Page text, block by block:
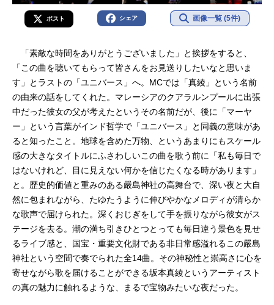
ポスト シェア 画像一覧 (5件)
「素敵な時間をありがとうございました」と挨拶をすると、
「この曲を聴いてもらって皆さんをお見送りしたいなと思いま
す」とラストの「ユニバース」へ。MCでは「真綾」という名前
の由来の話をしてくれた。マレーシアのクアラルンプールに出張
中だった彼女の父が考えたというその名前だが、後に「マーヤ
ー」という言葉がインド哲学で「ユニバース」と同義の意味があ
ると知ったこと。地球を含めた万物、というあまりにもスケール
感の大きなタイトルにふさわしいこの曲を歌う前に「私も毎日で
はないけれど、目に見えない何かを信じたくなる時があります」
と。歴史的価値と重みのある嚴島神社の高舞台で、深い夜と大自
然に包まれながら、たゆたうように伸びやかなメロディが清らか
な歌声で届けられた。深くおじぎをして手を振りながら彼女がス
テージを去る。潮の満ち引きひとつとっても毎日違う景色を見せ
るライブ感と、国宝・重要文化財である非日常感溢れるこの嚴島
神社という空間で奏でられた全14曲。その神秘性と崇高さに心を
寄せながら歌を届けることができる坂本真綾というアーティスト
の真の魅力に触れるような、まるで宝物みたいな夜だった。